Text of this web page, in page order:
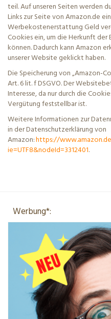
teil. Auf unseren Seiten werden
Links zur Seite von Amazon.de
Werbekostenerstattung Geld
Cookies ein, um die Herkunft
können. Dadurch kann Amazon
unserer Website geklickt haben.
Die Speicherung von „Amazon-
Art. 6lit. f DSGVO. Der
Interesse, da nur durch die
Vergütung feststellbar ist.
Weitere Informationen zur
in der Datenschutzerklärung von
Amazon:https://
ie=UTF8&nodeId=3312401.
Werbung*: